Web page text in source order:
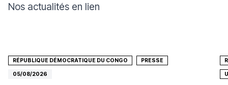
Nos actualités en lien
RÉPUBLIQUE DÉMOCRATIQUE DU CONGO PRESSE
05/08/2026